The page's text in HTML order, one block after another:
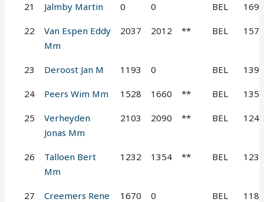
21 Jalmby Martin 0 0 BEL 169
22
Van Espen Eddy
Mm
2037 2012 ** BEL 157
23 Deroost Jan M 1193 0 BEL 139
24 Peers Wim Mm 1528 1660 ** BEL 135
25
Verheyden
Jonas Mm
2103 2090 ** BEL 124
26
Talloen Bert
Mm
1232 1354 ** BEL 123
27
Creemers Rene
1670 0 BEL 118